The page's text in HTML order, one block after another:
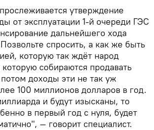
утверждение
от эксплуатации 1-й очереди ГЭС
дальнейшего хода
спросить, а как же быть
которую так ждёт народ
собираются продавать
доходы эти не так уж
100 миллионов долларов в год.
и будут изысканы, то
в первый год с нуля, будет
— говорит специалист.